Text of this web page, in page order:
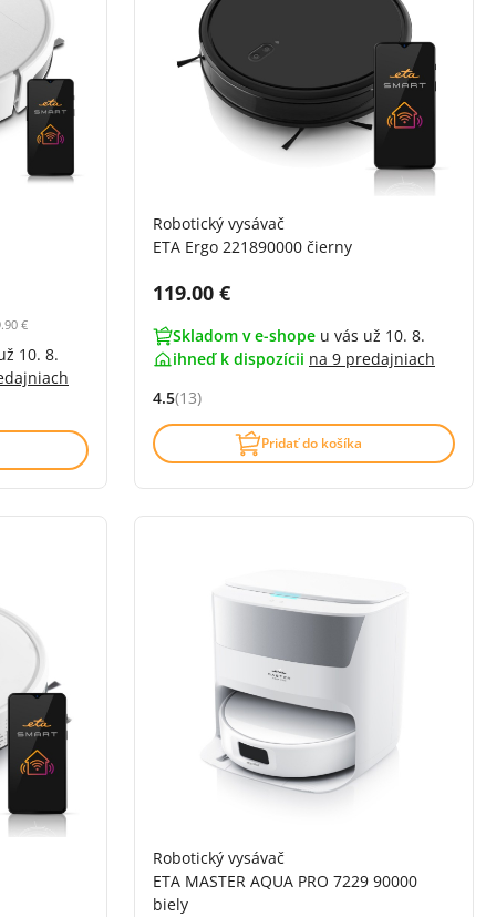
€
10. 8.
Robotický vysávač
ETA Ergo 221890000 čierny
Cena s DPH:
119.00 €
Skladom v e-shope u vás už 10. 8.
ihneď k dispozícii na 9 predajniach
Hodnocení: 4.5 z 5 (13 recenzí)
4.5(13)
Pridať do košíka
Robotický vysávač
ETA MASTER AQUA PRO 7229 90000
biely